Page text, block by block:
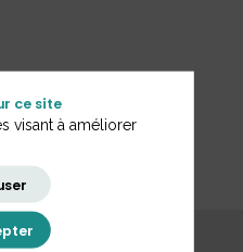
ce site
visant à améliorer